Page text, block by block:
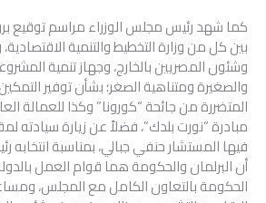
كما شهد رئيس مجلس الوزراء مراسم توقيع
بين كل من وزارة التخطيط والتنمية الاقتصادية،
وشئون المصريين بالخارج، وجهاز تنمية
والصغيرة ومتناهية الصغر؛ بشأن توفير
المتضررة من جائحة “كورونا” وكذا للعمالة
مبادرة “نورت بلدك”، فضلاً عن زيارة سيادته
فيها المستشار حنفي جبالي، بمناسبة انتخابه
أن البرلمان والحكومة هما قوام العمل
الحكومة بالتعاون الكامل مع المجلس،